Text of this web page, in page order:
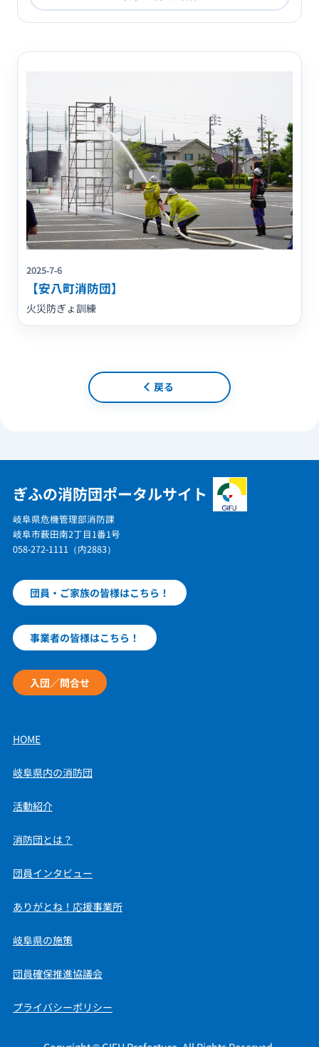
2025-7-6
【安八町消防団】
火災防ぎょ訓練
戻る
ぎふの消防団ポータルサイト
岐阜県危機管理部消防課
岐阜市薮田南2丁目1番1号
058-272-1111（内2883）
団員・ご家族の皆様はこちら！
事業者の皆様はこちら！
入団／問合せ
HOME
岐阜県内の消防団
活動紹介
消防団とは？
団員インタビュー
ありがとね！応援事業所
岐阜県の施策
団員確保推進協議会
プライバシーポリシー